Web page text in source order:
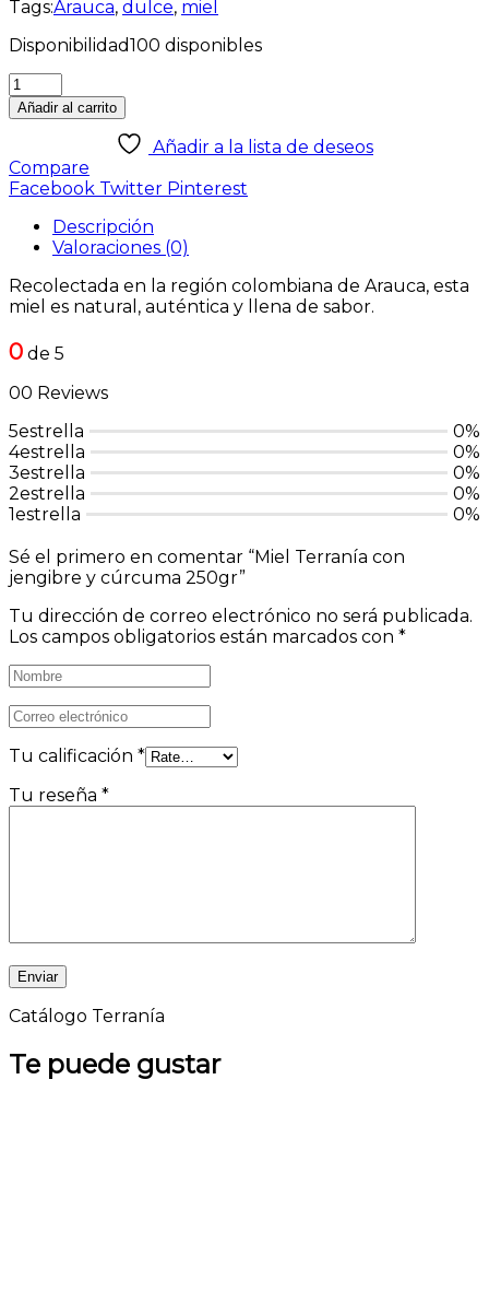
Tags:Arauca, dulce, miel
Disponibilidad100 disponibles
Añadir al carrito
Añadir a la lista de deseos
Compare
Facebook Twitter Pinterest
Descripción
Valoraciones (0)
Recolectada en la región colombiana de Arauca, esta
miel es natural, auténtica y llena de sabor.
0 de 5
00 Reviews
5estrella
0%
4estrella
0%
3estrella
0%
2estrella
0%
1estrella
0%
Sé el primero en comentar “Miel Terranía con
jengibre y cúrcuma 250gr”
Tu dirección de correo electrónico no será publicada.
Los campos obligatorios están marcados con *
Tu calificación *
Tu reseña *
Catálogo Terranía
Te puede gustar